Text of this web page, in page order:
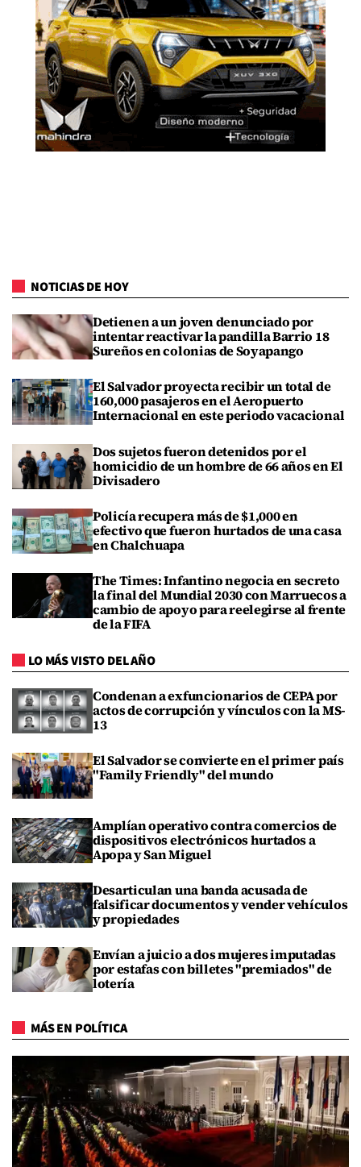
NOTICIAS DE HOY
Detienen a un joven denunciado por
intentar reactivar la pandilla Barrio 18
Sureños en colonias de Soyapango
El Salvador proyecta recibir un total de
160,000 pasajeros en el Aeropuerto
Internacional en este periodo vacacional
Dos sujetos fueron detenidos por el
homicidio de un hombre de 66 años en El
Divisadero
Policía recupera más de $1,000 en
efectivo que fueron hurtados de una casa
en Chalchuapa
The Times: Infantino negocia en secreto
la final del Mundial 2030 con Marruecos a
cambio de apoyo para reelegirse al frente
de la FIFA
LO MÁS VISTO DEL AÑO
Condenan a exfuncionarios de CEPA por
actos de corrupción y vínculos con la MS-
13
El Salvador se convierte en el primer país
"Family Friendly" del mundo
Amplían operativo contra comercios de
dispositivos electrónicos hurtados a
Apopa y San Miguel
Desarticulan una banda acusada de
falsificar documentos y vender vehículos
y propiedades
Envían a juicio a dos mujeres imputadas
por estafas con billetes "premiados" de
lotería
MÁS EN POLÍTICA